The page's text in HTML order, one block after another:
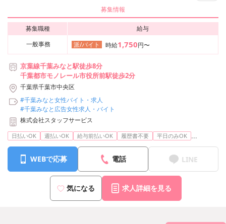
募集情報
募集職種
給与
一般事務
派/バイト 時給1,750円〜
京葉線千葉みなと駅徒歩8分
千葉都市モノレール市役所前駅徒歩2分
千葉県千葉市中央区
#千葉みなと女性バイト・求人
#千葉みなと広告女性求人・バイト
株式会社スタッフサービス
日払いOK 週払いOK 給与前払いOK 履歴書不要 平日のみOK ...
WEBで応募 電話 LINE
気になる 求人詳細を見る